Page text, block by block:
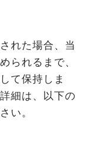
れた場合、当
られるまで、
て保持しま
細は、以下の
い。